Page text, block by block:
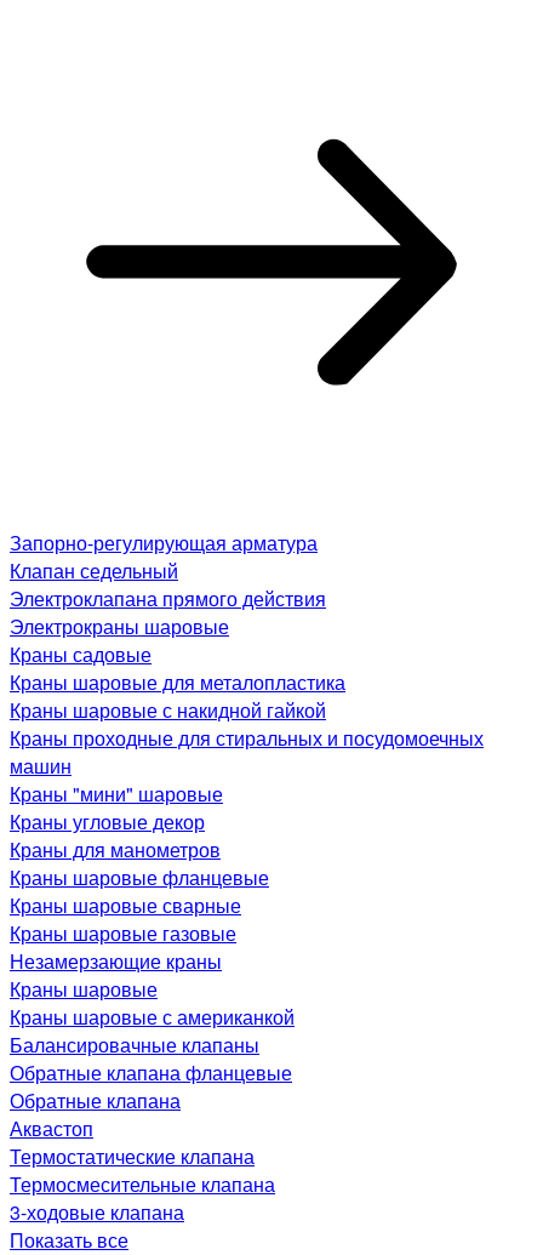
Запорно-регулирующая арматура
Клапан седельный
Электроклапана прямого действия
Электрокраны шаровые
Краны садовые
Краны шаровые для металопластика
Краны шаровые с накидной гайкой
Краны проходные для стиральных и посудомоечных
машин
Краны "мини" шаровые
Краны угловые декор
Краны для манометров
Краны шаровые фланцевые
Краны шаровые сварные
Краны шаровые газовые
Незамерзающие краны
Краны шаровые
Краны шаровые с американкой
Балансировачные клапаны
Обратные клапана фланцевые
Обратные клапана
Аквастоп
Термостатические клапана
Термосмесительные клапана
3-ходовые клапана
Показать все